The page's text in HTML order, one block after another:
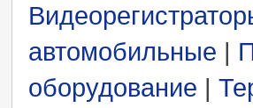
автомобильные |
оборудование |